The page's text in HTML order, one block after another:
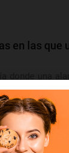
en las que
en casa